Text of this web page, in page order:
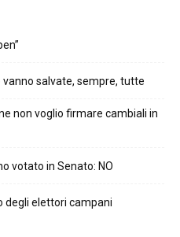
salvate, sempre, tutte
non voglio firmare cambiali in
votato in Senato: NO
degli elettori campani